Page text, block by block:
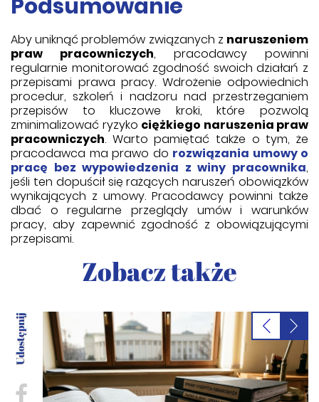
Podsumowanie
Aby uniknąć problemów związanych z naruszeniem
praw pracowniczych, pracodawcy powinni
regularnie monitorować zgodność swoich działań z
przepisami prawa pracy. Wdrożenie odpowiednich
procedur, szkoleń i nadzoru nad przestrzeganiem
przepisów to kluczowe kroki, które pozwolą
zminimalizować ryzyko ciężkiego naruszenia praw
pracowniczych. Warto pamiętać także o tym, że
pracodawca ma prawo do rozwiązania umowy o
pracę bez wypowiedzenia z winy pracownika,
jeśli ten dopuścił się rażących naruszeń obowiązków
wynikających z umowy. Pracodawcy powinni także
dbać o regularne przeglądy umów i warunków
pracy, aby zapewnić zgodność z obowiązującymi
przepisami.
Zobacz także